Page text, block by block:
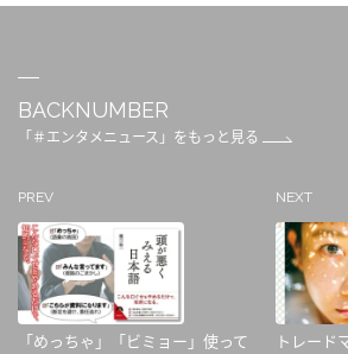
BACKNUMBER
「＃エンタメニュース」をもっと見る
PREV
「めっちゃ」「ビミョー」使って
NEXT
トレード